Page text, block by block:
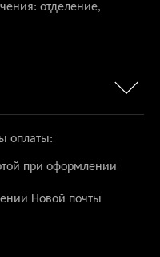
отделение,
оплаты:
при оформлении
Новой почты